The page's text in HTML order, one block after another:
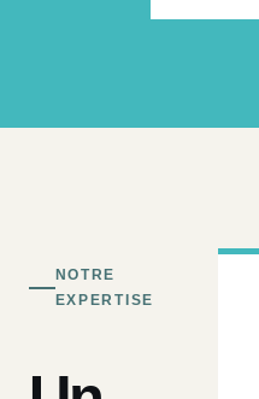
NOTRE
EXPERTISE